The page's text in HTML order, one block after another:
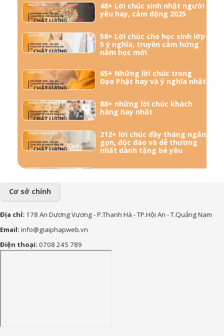
48+ Lời chúc sinh nhật người
yêu hay, cảm động 2025
58+ Lời chúc cho học sinh lớp
5 ý nghĩa, truyền cảm hứng
năm học mới
65+ Những lời chúc trong
Đạo Phật hay và ý nghĩa nhất
88+ những lời chúc khách
hàng hay nhất
212+ lời chúc đầy tháng ngắn
gọn, độc đáo và dễ thương
nhất dành tặng bé yêu
57+ Những lời chúc bà bầu
thuận lợi hay và ý nghĩa nhất
Cơ sở chính
Địa chỉ: 178 An Dương Vương - P.Thanh Hà - TP.Hội An - T.Quảng Nam
Email: info@giaiphapweb.vn
Điện thoại: 0708 245 789